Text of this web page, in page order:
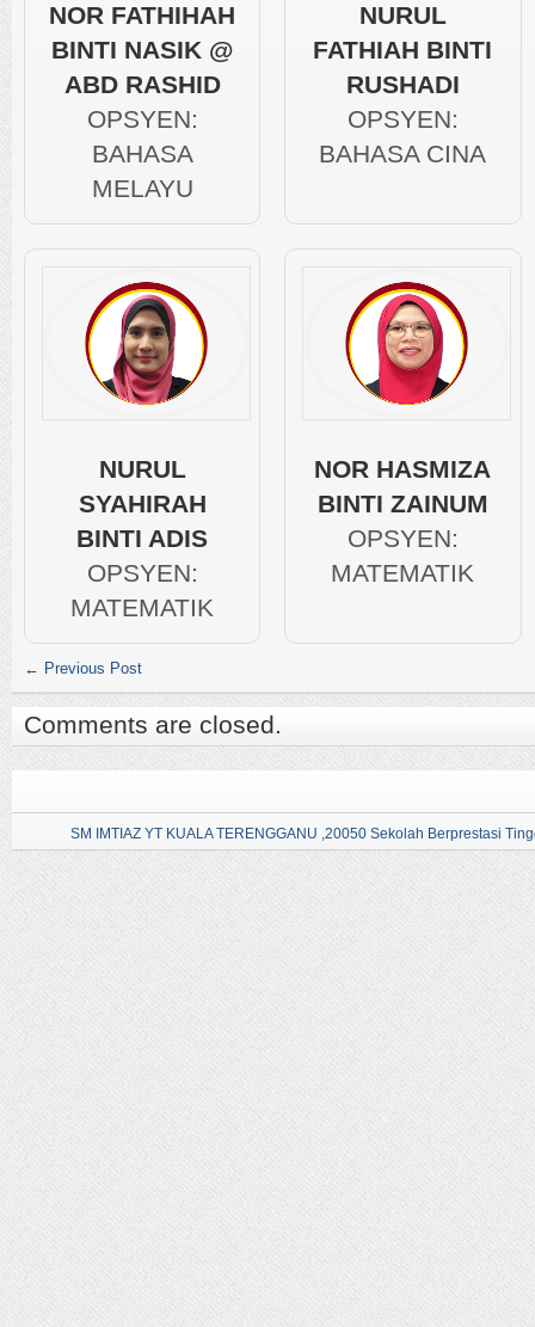
NOR FATHIHAH
BINTI NASIK @
ABD RASHID
OPSYEN:
BAHASA
MELAYU
NURUL
FATHIAH BINTI
RUSHADI
OPSYEN:
BAHASA CINA
NURUL
SYAHIRAH
BINTI ADIS
OPSYEN:
MATEMATIK
NOR HASMIZA
BINTI ZAINUM
OPSYEN:
MATEMATIK
← Previous Post
Comments are closed.
SM IMTIAZ YT KUALA TERENGGANU ,20050 Sekolah Berprestasi